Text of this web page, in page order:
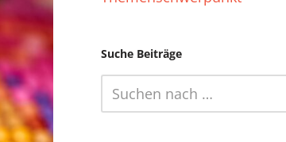
Suche Beiträge